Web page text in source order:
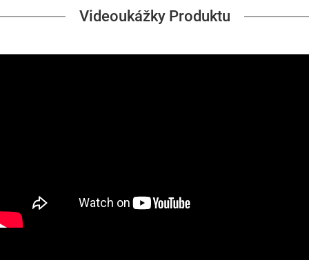
Videoukážky Produktu